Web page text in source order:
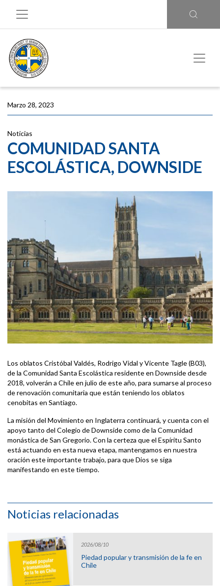
Marzo 28, 2023
Noticias
COMUNIDAD SANTA
ESCOLÁSTICA, DOWNSIDE
Los oblatos Cristóbal Valdés, Rodrigo Vidal y Vicente Tagle (B03),
de la Comunidad Santa Escolástica residente en Downside desde
2018, volverán a Chile en julio de este año, para sumarse al proceso
de renovación comunitaria que están teniendo los oblatos
cenobitas en Santiago.
La misión del Movimiento en Inglaterra continuará, y cuenta con el
apoyo tanto del Colegio de Downside como de la Comunidad
monástica de San Gregorio. Con la certeza que el Espíritu Santo
está actuando en esta nueva etapa, mantengamos en nuestra
oración este importante trabajo, para que Dios se siga
manifestando en este tiempo.
Noticias relacionadas
2026/08/10
Piedad popular y transmisión de la fe en
Chile